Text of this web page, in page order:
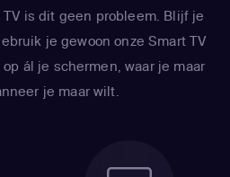
TV is dit geen probleem. Blijf je
je gewoon onze Smart TV
ál je schermen, waar je maar
je maar wilt.